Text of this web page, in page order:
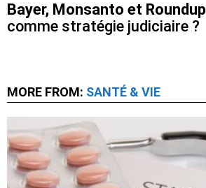
Bayer, Monsanto et Roundup
comme stratégie judiciaire ?
MORE FROM: SANTÉ & VIE